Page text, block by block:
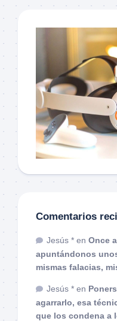
Comentarios
Jesús * en Once
apuntándonos
mismas falacias,
Jesús * en
agarrarlo, esa
que los condena a